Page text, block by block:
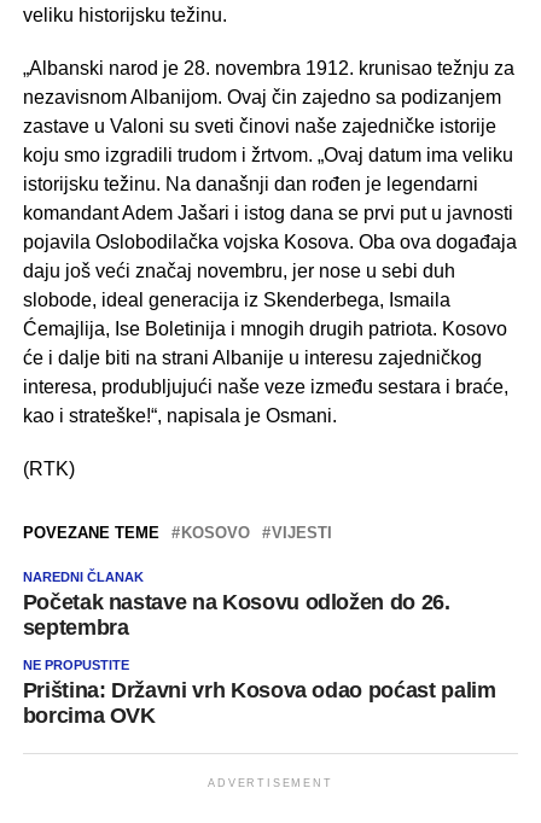
veliku historijsku težinu.
„Albanski narod je 28. novembra 1912. krunisao težnju za
nezavisnom Albanijom. Ovaj čin zajedno sa podizanjem
zastave u Valoni su sveti činovi naše zajedničke istorije
koju smo izgradili trudom i žrtvom. „Ovaj datum ima veliku
istorijsku težinu. Na današnji dan rođen je legendarni
komandant Adem Jašari i istog dana se prvi put u javnosti
pojavila Oslobodilačka vojska Kosova. Oba ova događaja
daju još veći značaj novembru, jer nose u sebi duh
slobode, ideal generacija iz Skenderbega, Ismaila
Ćemajlija, Ise Boletinija i mnogih drugih patriota. Kosovo
će i dalje biti na strani Albanije u interesu zajedničkog
interesa, produbljujući naše veze između sestara i braće,
kao i strateške!“, napisala je Osmani.
(RTK)
POVEZANE TEME KOSOVO VIJESTI
NAREDNI ČLANAK
Početak nastave na Kosovu odložen do 26.
septembra
NE PROPUSTITE
Priština: Državni vrh Kosova odao poćast palim
borcima OVK
ADVERTISEMENT